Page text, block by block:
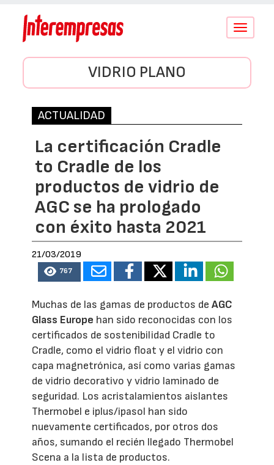
Conmutar
VIDRIO PLANO
ACTUALIDAD
La certificación Cradle
to Cradle de los
productos de vidrio de
AGC se ha prologado
con éxito hasta 2021
21/03/2019
767
Muchas de las gamas de productos deAGC
Glass Europe han sido reconocidas con los
certificados de sostenibilidad Cradle to
Cradle, como el vidrio float y el vidrio con
capa magnetrónica, así como varias gamas
de vidrio decorativo y vidrio laminado de
seguridad. Los acristalamientos aislantes
Thermobel e iplus/ipasol han sido
nuevamente certificados, por otros dos
años, sumando el recién llegado Thermobel
Scena a la lista de productos.